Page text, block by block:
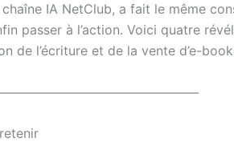
IA NetClub, a fait le même
passer à l’action. Voici quatre
de l’écriture et de la vente d’e-